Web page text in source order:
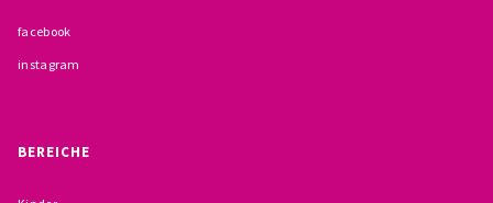
facebook
instagram
BEREICHE